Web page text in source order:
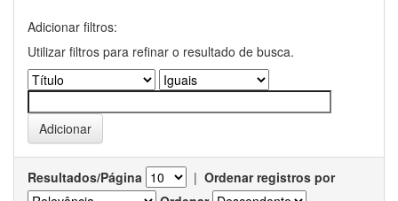
Adicionar filtros:
Utilizar filtros para refinar o resultado de busca.
Resultados/Página | Ordenar registros por